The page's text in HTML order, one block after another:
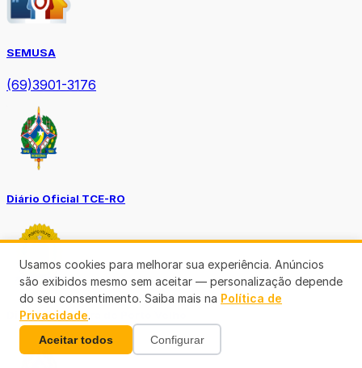
SEMUSA
(69)3901-3176
Diário Oficial TCE-RO
Diário Prefeitura de Porto Velho
Usamos cookies para melhorar sua experiência. Anúncios
são exibidos mesmo sem aceitar — personalização depende
do seu consentimento. Saiba mais na Política de
Privacidade.
Aceitar todos Configurar